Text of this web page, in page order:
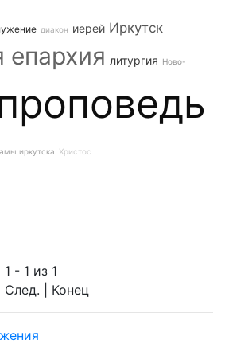
диакон иерей Иркутск
епархия литургия Ново-
иркутска Христос
- 1 из 1
| След. | Конец